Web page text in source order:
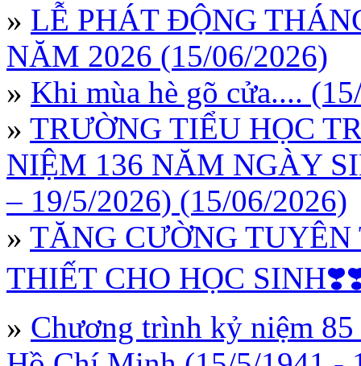
» LỄ PHÁT ĐỘNG
NĂM 2026 (15/06/2026)
» Khi mùa hè gõ cửa....
» TRƯỜNG TIỂU HỌC
NIỆM 136 NĂM NGÀY
– 19/5/2026) (15/06/2026)
» TĂNG CƯỜNG
THIẾT CHO HỌC
» Chương trình kỷ niệm